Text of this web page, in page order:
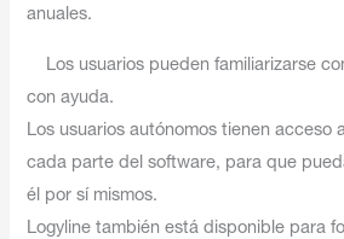
anuales.
Los usuarios pueden familiarizarse
con ayuda.
Los usuarios autónomos tienen acceso
cada parte del software, para que
él por sí mismos.
Logyline también está disponible para